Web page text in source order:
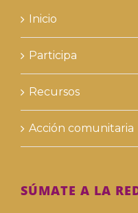
Inicio
Participa
Recursos
Acción comunitaria
SÚMATE A LA